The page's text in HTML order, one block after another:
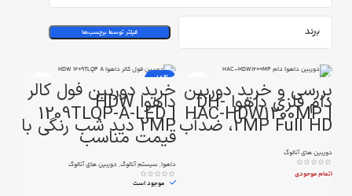
برند فیلتر توسط برچسب‌ها
بررسی و خرید دوربین
دام فلزی داهوا DH-
HAC-HDW1200MP |
2MP Full HD، ضدآب
دوربین های آنالوگ
اتمام موحودی
-18%
خرید دوربین فول کالر
داهوا HDW
1209TLQP-A-LED |
2MP دید شب رنگی با
قیمت مناسب
داهوا,سیستم آنالوگ, دوربین های آنالوگ
موجود است